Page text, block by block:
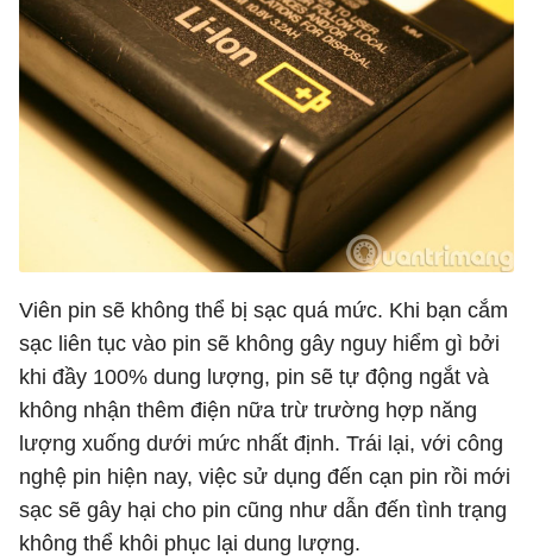
Viên pin sẽ không thể bị sạc quá mức. Khi bạn cắm
sạc liên tục vào pin sẽ không gây nguy hiểm gì bởi
khi đầy 100% dung lượng, pin sẽ tự động ngắt và
không nhận thêm điện nữa trừ trường hợp năng
lượng xuống dưới mức nhất định. Trái lại, với công
nghệ pin hiện nay, việc sử dụng đến cạn pin rồi mới
sạc sẽ gây hại cho pin cũng như dẫn đến tình trạng
không thể khôi phục lại dung lượng.